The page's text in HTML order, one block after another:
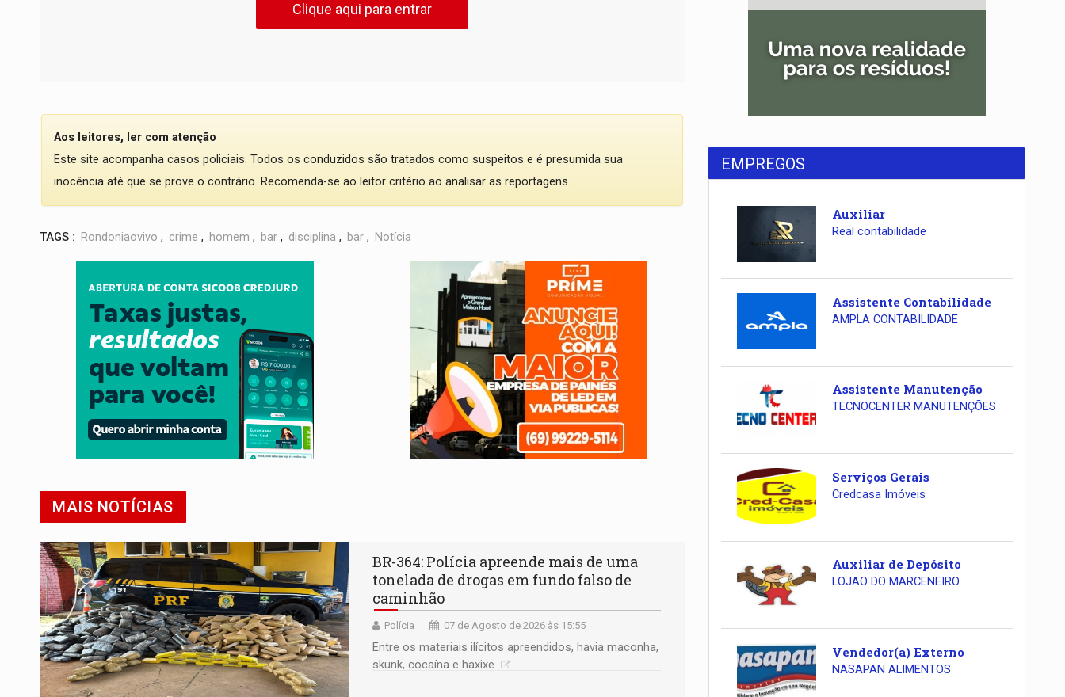
Clique aqui para entrar
Aos leitores, ler com atenção
Este site acompanha casos policiais. Todos os conduzidos são tratados como suspeitos e é presumida sua
inocência até que se prove o contrário. Recomenda-se ao leitor critério ao analisar as reportagens.
TAGS : Rondoniaovivo , crime , homem , bar , disciplina , bar , Notícia
MAIS NOTÍCIAS
BR-364: Polícia apreende mais de uma
tonelada de drogas em fundo falso de
caminhão
Polícia 07 de Agosto de 2026 às 15:55
Entre os materiais ilícitos apreendidos, havia maconha,
skunk, cocaína e haxixe
EMPREGOS
Auxiliar
Real contabilidade
Assistente Contabilidade
AMPLA CONTABILIDADE
Assistente Manutenção
TECNOCENTER MANUTENÇÕES
Serviços Gerais
Credcasa Imóveis
Auxiliar de Depósito
LOJAO DO MARCENEIRO
Vendedor(a) Externo
NASAPAN ALIMENTOS